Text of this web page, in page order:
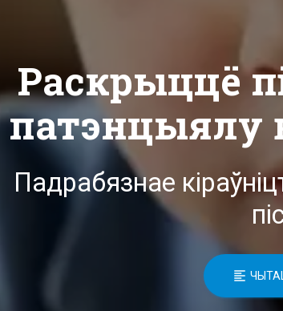
Раскрыццё
патэнцыялу
Падрабязнае